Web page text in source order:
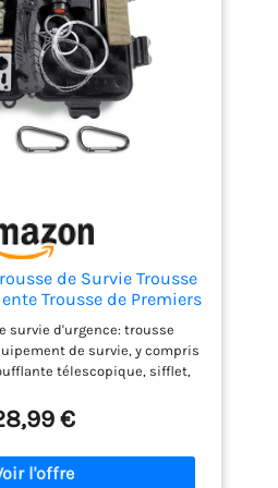
comprend tout ce dont
pour nettoyer et panser les
dans une mini pochette
- Vous avez besoin
air aussi résistants que
nous ne vendons que des
haute qualité conçus pour
durer.
de Survie Trousse
Trousse de Premiers
l'alpinisme, la Pierre de
13in1)
survie d'urgence: trousse
de survie, y compris
télescopique, sifflet,
couteau, pince à
d'urgence, engin de
- taille 20x11x6cm,
facile à mettre dans un sac à
€